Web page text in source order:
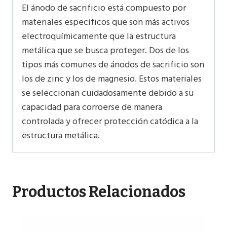
El ánodo de sacrificio está compuesto por
materiales específicos que son más activos
electroquímicamente que la estructura
metálica que se busca proteger. Dos de los
tipos más comunes de ánodos de sacrificio son
los de zinc y los de magnesio. Estos materiales
se seleccionan cuidadosamente debido a su
capacidad para corroerse de manera
controlada y ofrecer protección catódica a la
estructura metálica.
Productos Relacionados